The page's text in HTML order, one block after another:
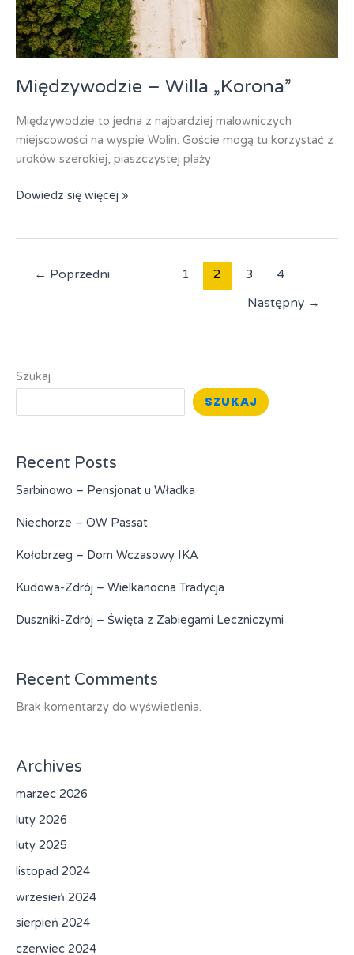
Międzywodzie – Willa „Korona”
Międzywodzie to jedna z najbardziej malowniczych
miejscowości na wyspie Wolin. Goście mogą tu korzystać z
uroków szerokiej, piaszczystej plaży
Międzywodzie
Dowiedz się więcej »
← Poprzedni 1 2 3 4
Następny →
Szukaj
SZUKAJ
Recent Posts
Sarbinowo – Pensjonat u Władka
Niechorze – OW Passat
Kołobrzeg – Dom Wczasowy IKA
Kudowa-Zdrój – Wielkanocna Tradycja
Duszniki-Zdrój – Święta z Zabiegami Leczniczymi
Recent Comments
Brak komentarzy do wyświetlenia.
Archives
marzec 2026
luty 2026
luty 2025
listopad 2024
wrzesień 2024
sierpień 2024
czerwiec 2024